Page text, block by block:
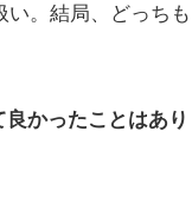
い。結局、どっちも
かったことはあり